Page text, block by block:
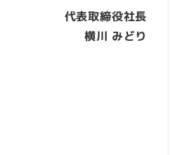
代表取締役社長
横川 みどり